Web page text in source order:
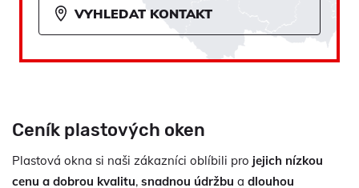
VYHLEDAT KONTAKT
Ceník plastových oken
Plastová okna si naši zákazníci oblíbili pro jejich nízkou
cenu a dobrou kvalitu, snadnou údržbu a dlouhou